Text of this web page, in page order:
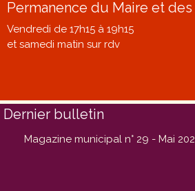
Permanence du Maire et
Vendredi de 17h15 à 19h15
et samedi matin sur rdv
Dernier bulletin
Magazine municipal n° 29 - Mai